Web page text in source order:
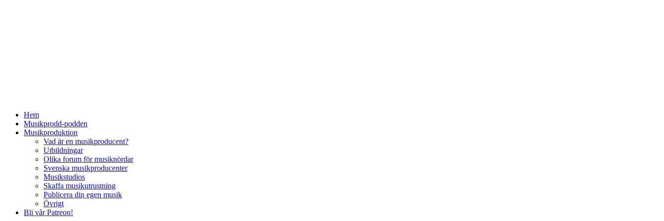
Hem
Musikprodd-podden
Musikproduktion
Vad är en musikproducent?
Utbildningar
Olika forum för musiknördar
Svenska musikproducenter
Musikstudios
Skaffa musikutrustning
Publicera din egen musik
Övrigt
Bli vår Patreon!